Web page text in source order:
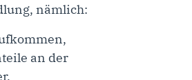
nämlich:
an der